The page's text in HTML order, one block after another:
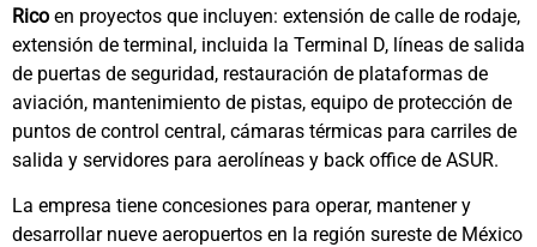
Rico en proyectos que incluyen: extensión de calle de rodaje,
extensión de terminal, incluida la Terminal D, líneas de salida
de puertas de seguridad, restauración de plataformas de
aviación, mantenimiento de pistas, equipo de protección de
puntos de control central, cámaras térmicas para carriles de
salida y servidores para aerolíneas y back office de ASUR.
La empresa tiene concesiones para operar, mantener y
desarrollar nueve aeropuertos en la región sureste de México